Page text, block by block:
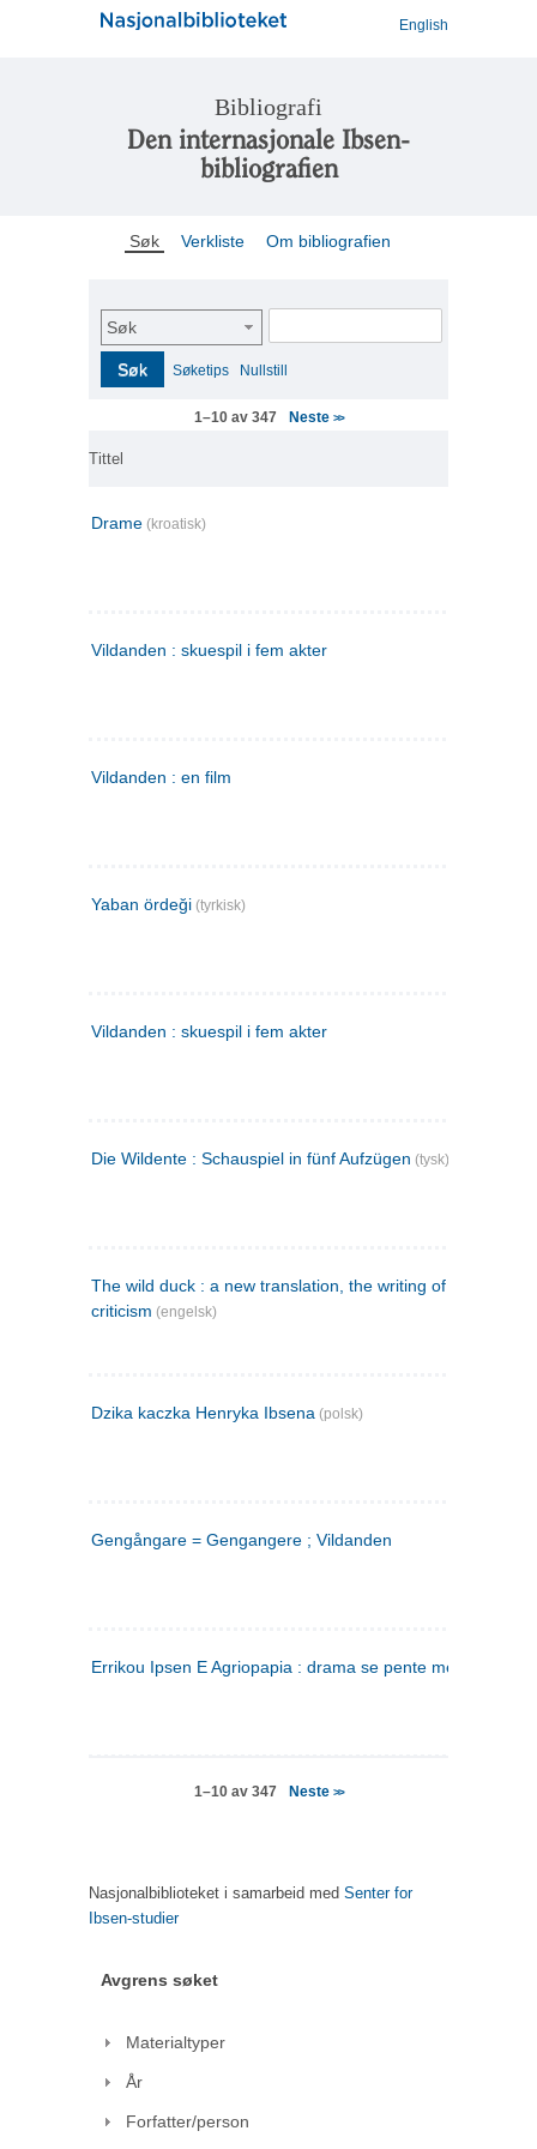
English
Bibliografi
Den internasjonale Ibsen-
bibliografien
Søk Verkliste Om bibliografien
Søk
Søk Søketips Nullstill
1–10 av 347 Neste >>
Tittel
Drame (kroatisk)
Vildanden : skuespil i fem akter
Vildanden : en film
Yaban ördeği (tyrkisk)
Vildanden : skuespil i fem akter
Die Wildente : Schauspiel in fünf Aufzügen (tysk)
The wild duck : a new translation, the writing of the play,
criticism (engelsk)
Dzika kaczka Henryka Ibsena (polsk)
Gengångare = Gengangere ; Vildanden
Errikou Ipsen E Agriopapia : drama se pente mere
1–10 av 347 Neste >>
Nasjonalbiblioteket i samarbeid med Senter for
Ibsen-studier
Avgrens søket
Materialtyper
År
Forfatter/person